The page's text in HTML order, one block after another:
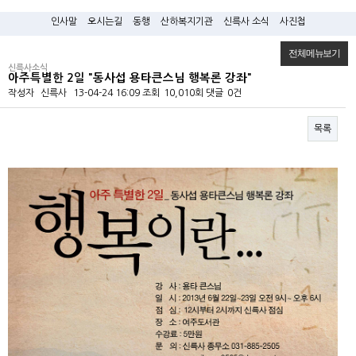
인사말 오시는길 동행 산하복지기관 신륵사 소식 사진첩
전체메뉴보기
신륵사소식
아주특별한 2일 "동사섭 용타큰스님 행복론 강좌"
작성자 신륵사 13-04-24 16:09 조회 10,010회 댓글 0건
목록